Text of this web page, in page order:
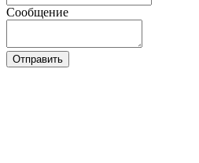
Сообщение
Отправить